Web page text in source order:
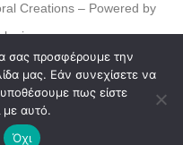
Creations – Powered by
σας προσφέρουμε την
μας. Εάν συνεχίσετε να
υποθέσουμε πως είστε
με αυτό.
Όχι